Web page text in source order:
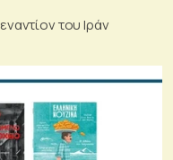
του Ιράν